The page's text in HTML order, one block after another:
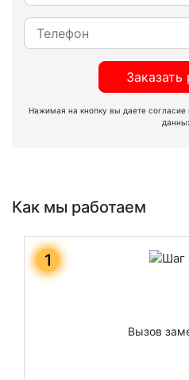
Заказать
Нажимая на кнопку вы даете согласие
Как мы работаем
Вызов
1